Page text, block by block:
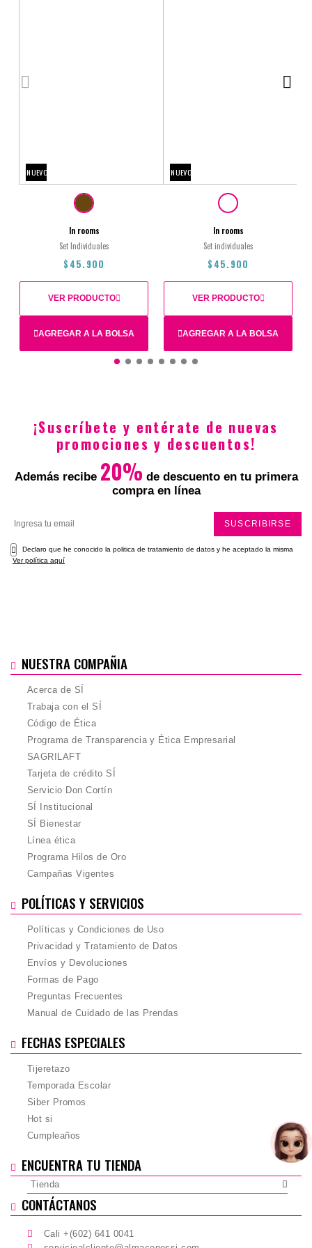
NUEVO
In rooms
Set Individuales
$45.900
AGREGAR A LA BOLSA
VER PRODUCTO
$45.900
NUEVO
In rooms
Set individuales
$45.900
AGREGAR A LA BOLSA
VER PRODUCTO
$45.900
¡Suscríbete y entérate de nuevas
promociones y descuentos!
Además recibe 20% de descuento en tu primera
compra en línea
SUSCRIBIRSE
Declaro que he conocido la politica de tratamiento de datos y he aceptado la misma
Ver política aquí
NUESTRA COMPAÑIA
Acerca de SÍ
Trabaja con el SÍ
Código de Ética
Programa de Transparencia y Ética Empresarial
SAGRILAFT
Tarjeta de crédito SÍ
Servicio Don Cortín
SÍ Institucional
SÍ Bienestar
Línea ética
Programa Hilos de Oro
Campañas Vigentes
POLÍTICAS Y SERVICIOS
Políticas y Condiciones de Uso
Privacidad y Tratamiento de Datos
Envíos y Devoluciones
Formas de Pago
Preguntas Frecuentes
Manual de Cuidado de las Prendas
FECHAS ESPECIALES
Tijeretazo
Temporada Escolar
Siber Promos
Hot si
Cumpleaños
ENCUENTRA TU TIENDA
Tienda
CONTÁCTANOS
Cali +(602) 641 0041